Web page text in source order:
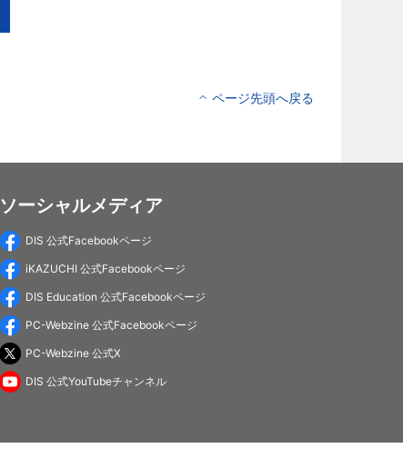
ページ先頭へ戻る
ソーシャルメディア
DIS 公式Facebookページ
iKAZUCHI 公式Facebookページ
DIS Education 公式Facebookページ
PC-Webzine 公式Facebookページ
PC-Webzine 公式X
DIS 公式YouTubeチャンネル